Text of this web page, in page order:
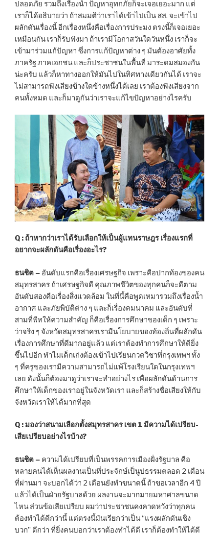
ปลอดภัย รวมถึงเรื่องน้ำ ปัญหาอุทกภัยก็จะเจอเยอะมาก แต่
เราก็ได้อธิบายว่า ถ้าสมมติว่าเราได้เข้าไปเป็น สส. จะเข้าไป
ผลักดันเรื่องนี้ อีกเรื่องหนึ่งคือเรื่องการประมง ตรงนี้ก็เจอเยอะ
เหมือนกัน เราก็รับฟังมา ถ้าเรามีโอกาสวันใดวันหนึ่ง เราก็จะ
เข้ามาร่วมแก้ปัญหา ซึ่งการแก้ปัญหาต่าง ๆ มันต้องอาศัยทั้ง
ภาครัฐ ภาคเอกชน และก็ประชาชนในพื้นที่ มาระดมสมองกัน
น่ะครับ แล้วก็หาทางออกให้มันไปในทิศทางเดียวกันได้ เราจะ
ไม่สามารถฟังเสียงข้างใดข้างหนึ่งได้เลย เราต้องฟังเสียงจาก
คนทั้งหมด และก็มาดูกันว่าเราจะแก้ไขปัญหาอย่างไรครับ
Q : ถ้าหากว่าเราได้รับเลือกให้เป็นผู้แทนราษฎร เรื่องแรกที่
อยากจะผลักดันคือเรื่องอะไร?
ธนชิต – อันดับแรกคือเรื่องเศรษฐกิจ เพราะคือปากท้องของคน
สมุทรสาคร ถ้าเศรษฐกิจดี คุณภาพชีวิตของทุกคนก็จะดีตาม
อันดับสองคือเรื่องสิ่งแวดล้อม ในที่นี้คือพูดเหมารวมถึงเรื่องน้ำ
อากาศ และภัยพิบัติต่าง ๆ และก็เรื่องคมนาคม และอันดับที่
สามที่พีทให้ความสำคัญ ก็คือเรื่องการศึกษาของเด็ก ๆ เพราะ
ว่าจริง ๆ จังหวัดสมุทรสาครเรามีนโยบายของท้องถิ่นที่ผลักดัน
เรื่องการศึกษาที่ดีมากอยู่แล้ว แต่เราต้องทำการศึกษาให้ดียิ่ง
ขึ้นไปอีก ทำไมเด็กเก่งต้องเข้าไปเรียนกวดวิชาที่กรุงเทพฯ ทั้ง
ๆ ที่ครูของเรามีความสามารถไม่แพ้โรงเรียนใดในกรุงเทพฯ
เลย ดังนั้นก็ต้องมาดูว่าเราจะทำอย่างไร เพื่อผลักดันด้านการ
ศึกษาให้เด็กของเราอยู่ในจังหวัดเรา และก็สร้างชื่อเสียงให้กับ
จังหวัดเราให้ได้มากที่สุด
Q : มองว่าสนามเลือกตั้งสมุทรสาคร เขต 1 มีความได้เปรียบ-
เสียเปรียบอย่างไรบ้าง?
ธนชิต – ความได้เปรียบที่เป็นพรรคการเมืองฝั่งรัฐบาล คือ
หลายคนได้เห็นผลงานเป็นที่ประจักษ์เป็นูปธรรมตลอด 2 เดือน
ที่ผ่านมา จะบอกได้ว่า 2 เดือนยังทำขนาดนี้ ถ้าขอเวลาอีก 4 ปี
แล้วได้เป็นฝ่ายรัฐบาลด้วย ผลงานจะมากมายมหาศาลขนาด
ไหน ส่วนข้อเสียเปรียบ ผมว่าประชาชนคงคาดหวังว่าทุกคน
ต้องทำได้ดีกว่านี้ แต่ตรงนี้มันเรียกว่าเป็น “แรงผลักดันเชิง
บวก” ดีกว่า ที่ยิ่งคนบอกว่าเราต้องทำได้ดี เราก็ต้องทำให้ได้ดี